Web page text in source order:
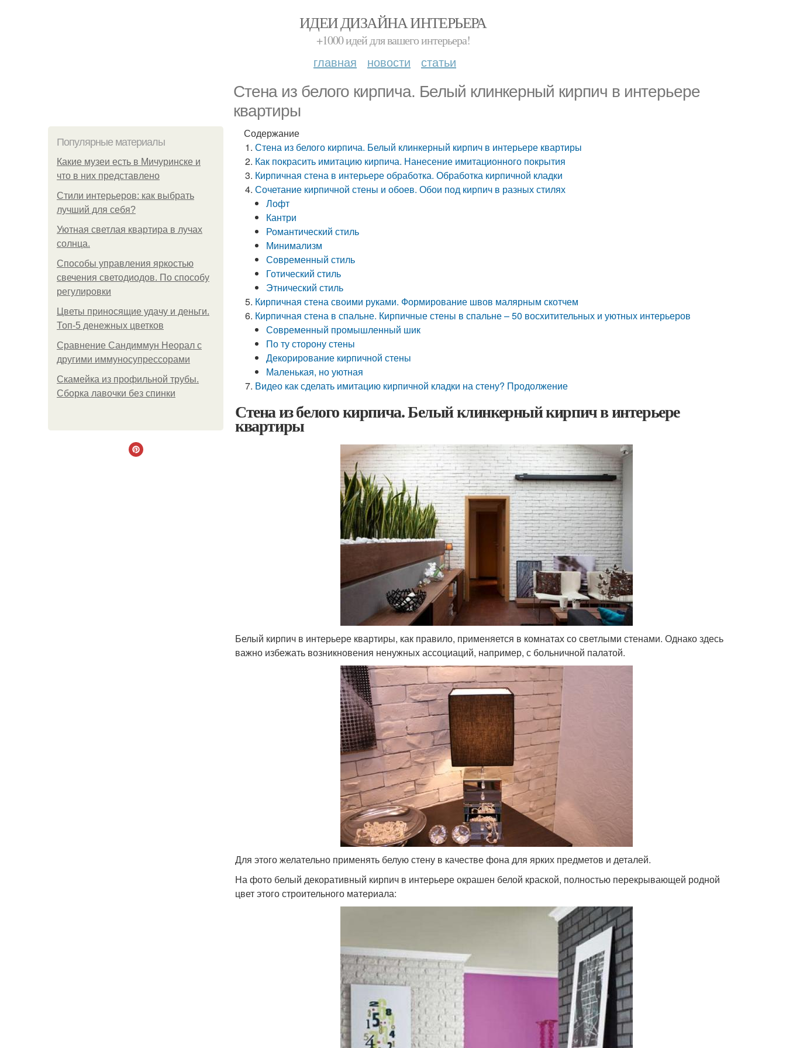
ИДЕИ ДИЗАЙНА ИНТЕРЬЕРА
+1000 идей для вашего интерьера!
главная новости статьи
Стена из белого кирпича. Белый клинкерный кирпич в интерьере
квартиры
Популярные материалы
Какие музеи есть в Мичуринске и
что в них представлено
Стили интерьеров: как выбрать
лучший для себя?
Уютная светлая квартира в лучах
солнца.
Способы управления яркостью
свечения светодиодов. По способу
регулировки
Цветы приносящие удачу и деньги.
Топ-5 денежных цветков
Сравнение Сандиммун Неорал с
другими иммуносупрессорами
Скамейка из профильной трубы.
Сборка лавочки без спинки
Содержание
Стена из белого кирпича. Белый клинкерный кирпич в интерьере квартиры
Как покрасить имитацию кирпича. Нанесение имитационного покрытия
Кирпичная стена в интерьере обработка. Обработка кирпичной кладки
Сочетание кирпичной стены и обоев. Обои под кирпич в разных стилях
Лофт
Кантри
Романтический стиль
Минимализм
Современный стиль
Готический стиль
Этнический стиль
Кирпичная стена своими руками. Формирование швов малярным скотчем
Кирпичная стена в спальне. Кирпичные стены в спальне – 50 восхитительных и уютных интерьеров
Современный промышленный шик
По ту сторону стены
Декорирование кирпичной стены
Маленькая, но уютная
Видео как сделать имитацию кирпичной кладки на стену? Продолжение
Стена из белого кирпича. Белый клинкерный кирпич в интерьере
квартиры
Белый кирпич в интерьере квартиры, как правило, применяется в комнатах со светлыми стенами. Однако здесь
важно избежать возникновения ненужных ассоциаций, например, с больничной палатой.
Для этого желательно применять белую стену в качестве фона для ярких предметов и деталей.
На фото белый декоративный кирпич в интерьере окрашен белой краской, полностью перекрывающей родной
цвет этого строительного материала: